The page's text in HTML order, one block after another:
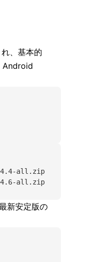
、基本的
Android
4.4-all.zip
4.6-all.zip
新安定版の